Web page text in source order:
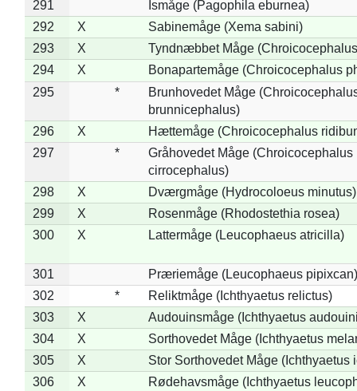
291
Ismåge (Pagophila eburnea)
292
X
Sabinemåge (Xema sabini)
293
X
Tyndnæbbet Måge
294
X
Bonapartemåge (Chroicocephalus
295
*
Brunhovedet Måge
brunnicephalus)
296
X
Hættemåge (Chroicocephalus
297
*
Gråhovedet Måge (Chroicocephalus
cirrocephalus)
298
X
Dværgmåge (Hydrocoloeus minutus)
299
X
Rosenmåge (Rhodostethia rosea)
300
X Lattermåge (Leucophaeus atricilla)
301
Præriemåge (Leucophaeus pipixcan)
302
*
Reliktmåge (Ichthyaetus relictus)
303
X
Audouinsmåge (Ichthyaetus
304
X
Sorthovedet Måge (Ichthyaetus
305
X
Stor Sorthovedet Måge (Ichthyaetus
306
X
Rødehavsmåge (Ichthyaetus